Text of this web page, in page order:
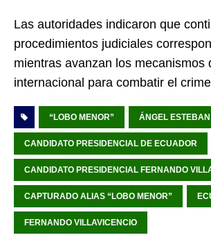
Las autoridades indicaron que
procedimientos judiciales
mientras avanzan los mecanismos
internacional para combatir el
“LOBO MENOR” ÁNGEL
CANDIDATO PRESIDENCIAL DE ECUADOR
CANDIDATO PRESIDENCIAL FERNANDO
CAPTURADO ALIAS “LOBO MENOR”
FERNANDO VILLAVICENCIO